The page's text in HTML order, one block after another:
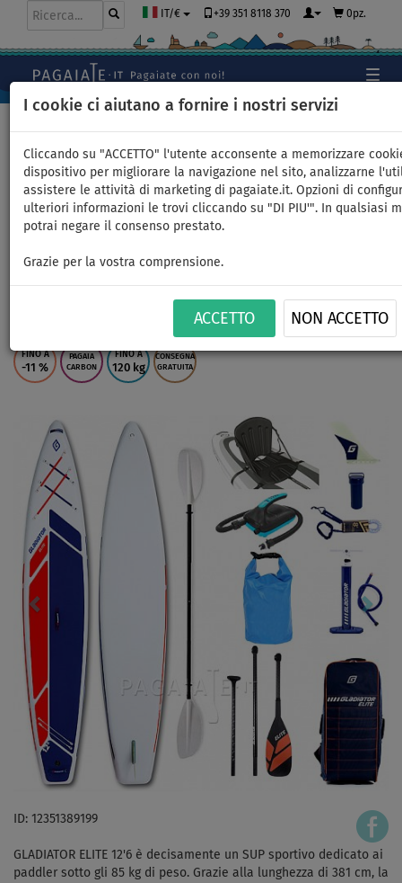
I cookie ci aiutano a fornire i nostri servizi
Cliccando su "ACCETTO" l'utente acconsente a memorizzare
dispositivo per migliorare la navigazione nel sito, analizzarne
assistere le attività di marketing di pagaiate.it. Opzioni di
ulteriori informazioni le trovi cliccando su "DI PIU'". In qualsiasi
potrai negare il consenso prestato.
Grazie per la vostra comprensione.
ACCETTO NON ACCETTO
IT/€ +39 351 8118 370 0pz.
SUP GLADIATOR ELITE 12'6
Sport con pagaia carbon -
SUP gonfiabile - opzione:
FINO A
-11 %
PAGAIA
CARBON
FINO A
120 kg
CONSEGNA
GRATUITA
ID: 12351389199
GLADIATOR ELITE 12'6 è decisamente un SUP sportivo dedicato ai
paddler sotto gli 85 kg di peso. Grazie alla lunghezza di 381 cm, la